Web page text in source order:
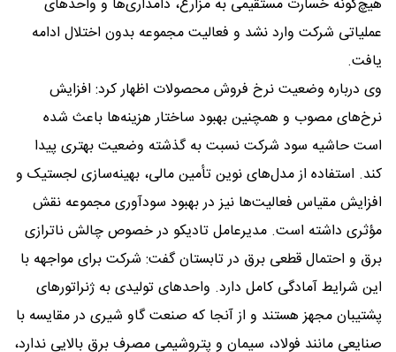
هیچ‌گونه خسارت مستقیمی به مزارع، دامداری‌ها و واحدهای
عملیاتی شرکت وارد نشد و فعالیت مجموعه بدون اختلال ادامه
یافت.
وی درباره وضعیت نرخ فروش محصولات اظهار کرد: افزایش
نرخ‌های مصوب و همچنین بهبود ساختار هزینه‌ها باعث شده
است حاشیه سود شرکت نسبت به گذشته وضعیت بهتری پیدا
کند. استفاده از مدل‌های نوین تأمین مالی، بهینه‌سازی لجستیک و
افزایش مقیاس فعالیت‌ها نیز در بهبود سودآوری مجموعه نقش
مؤثری داشته است. مدیرعامل تادیکو در خصوص چالش ناترازی
برق و احتمال قطعی برق در تابستان گفت: شرکت برای مواجهه با
این شرایط آمادگی کامل دارد. واحدهای تولیدی به ژنراتورهای
پشتیبان مجهز هستند و از آنجا که صنعت گاو شیری در مقایسه با
صنایعی مانند فولاد، سیمان و پتروشیمی مصرف برق بالایی ندارد،